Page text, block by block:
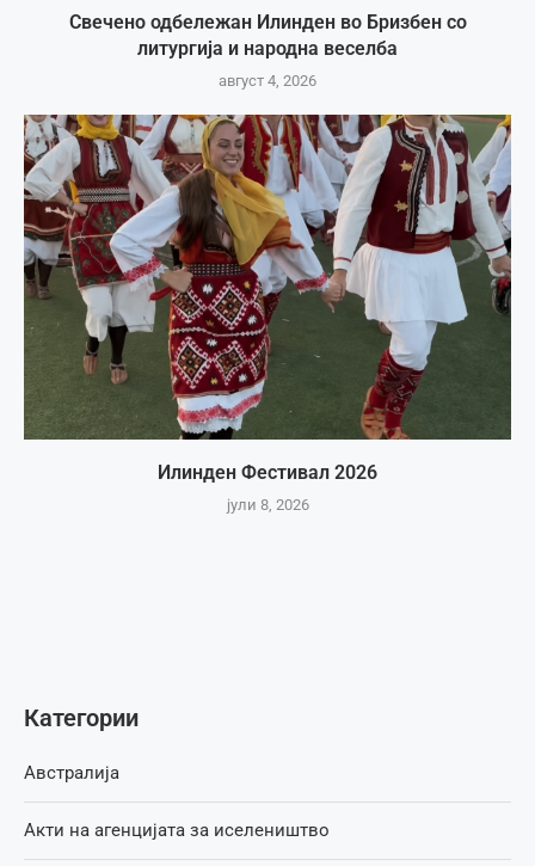
Свечено одбележан Илинден во Бризбен со
литургија и народна веселба
август 4, 2026
Илинден Фестивал 2026
јули 8, 2026
Категории
Австралија
Акти на агенцијата за иселеништво